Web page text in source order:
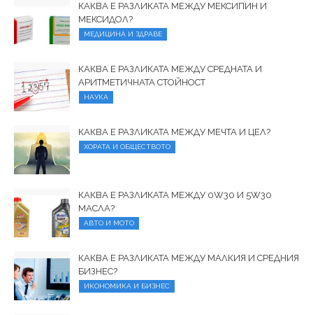
КАКВА Е РАЗЛИКАТА МЕЖДУ МЕКСИПИН И
МЕКСИДОЛ?
МЕДИЦИНА И ЗДРАВЕ
КАКВА Е РАЗЛИКАТА МЕЖДУ СРЕДНАТА И
АРИТМЕТИЧНАТА СТОЙНОСТ
НАУКА
КАКВА Е РАЗЛИКАТА МЕЖДУ МЕЧТА И ЦЕЛ?
ХОРАТА И ОБЩЕСТВОТО
КАКВА Е РАЗЛИКАТА МЕЖДУ 0W30 И 5W30
МАСЛА?
АВТО И МОТО
КАКВА Е РАЗЛИКАТА МЕЖДУ МАЛКИЯ И СРЕДНИЯ
БИЗНЕС?
ИКОНОМИКА И БИЗНЕС